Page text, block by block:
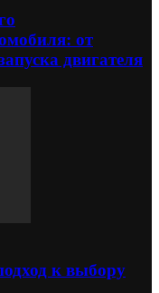
от
двигателя
к выбору